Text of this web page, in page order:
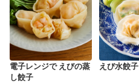
電子レンジで えびの蒸
し餃子
えび水餃子